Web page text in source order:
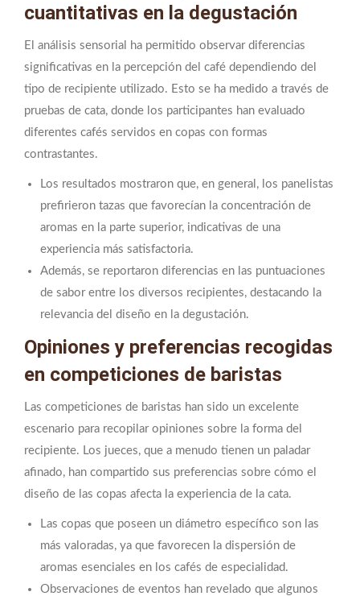
cuantitativas en la degustación
El análisis sensorial ha permitido observar diferencias
significativas en la percepción del café dependiendo del
tipo de recipiente utilizado. Esto se ha medido a través de
pruebas de cata, donde los participantes han evaluado
diferentes cafés servidos en copas con formas
contrastantes.
Los resultados mostraron que, en general, los panelistas
prefirieron tazas que favorecían la concentración de
aromas en la parte superior, indicativas de una
experiencia más satisfactoria.
Además, se reportaron diferencias en las puntuaciones
de sabor entre los diversos recipientes, destacando la
relevancia del diseño en la degustación.
Opiniones y preferencias recogidas
en competiciones de baristas
Las competiciones de baristas han sido un excelente
escenario para recopilar opiniones sobre la forma del
recipiente. Los jueces, que a menudo tienen un paladar
afinado, han compartido sus preferencias sobre cómo el
diseño de las copas afecta la experiencia de la cata.
Las copas que poseen un diámetro específico son las
más valoradas, ya que favorecen la dispersión de
aromas esenciales en los cafés de especialidad.
Observaciones de eventos han revelado que algunos